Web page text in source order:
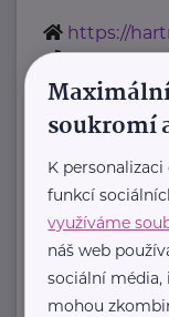
https://
+420 800
soukromí
K
funkcí
využíváme
náš web
sociální média,
mohou